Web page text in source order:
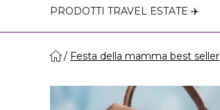
PRODOTTI TRAVEL ESTATE ✈️
Festa della mamma best seller